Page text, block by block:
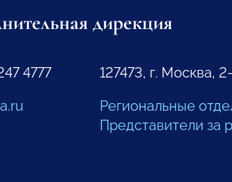
дирекция
4777
127473, г. Москва,
Региональные
Представители за